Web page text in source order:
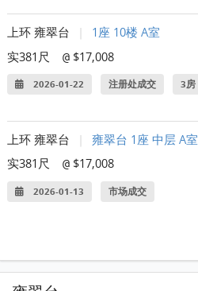
上环 雍翠台
1座 10楼 A室
实381尺
@ $17,008
2026-01-22 注册处成交 3房
上环 雍翠台
雍翠台 1座 中层 A室
实381尺
@ $17,008
2026-01-13 市场成交